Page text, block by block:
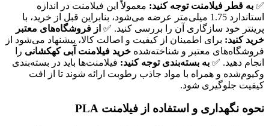
✅ به قطر فیلامنت توجه کنید: معمولاً این فیلامنت در اندازه
استاندارد 1.75 میلی‌متر عرضه می‌شود، بنابراین قبل از خرید، با
پرینتر خود سازگاری آن را بررسی کنید. ✅ از فروشگاه‌های معتبر
خرید کنید: برای اطمینان از کیفیت و اصالت کالا، پیشنهاد می‌شود از
فروشگاه‌های معتبر و شناخته‌شده خرید فیلامنت آبی کهکشانی را
انجام دهید. ✅ به بسته‌بندی توجه کنید: فیلامنت‌ها باید در بسته‌بندی
وکیوم‌شده و همراه با مواد جاذب رطوبت ارائه شوند تا از افت
کیفیت جلوگیری شود.
نحوه نگهداری و استفاده از فیلامنت PLA